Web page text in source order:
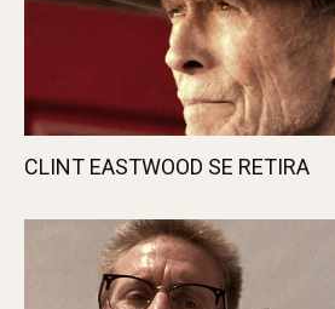
CLINT EASTWOOD SE RETIRA